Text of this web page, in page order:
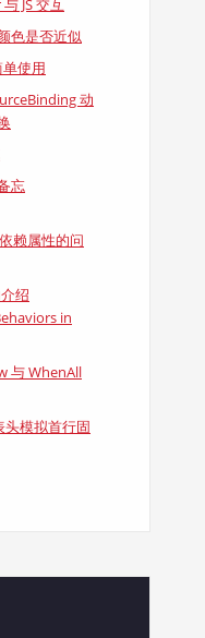
JS 交互
色是否近似
使用
动
忘
赖属性的问
绍
in
与 WhenAll
头模拟首行固